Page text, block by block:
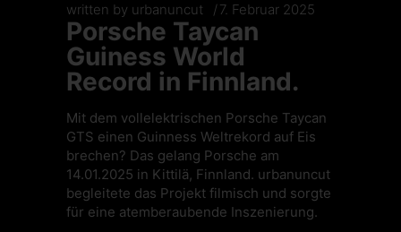
written by urbanuncut 7. Februar 2025
Porsche Taycan
Guiness World
Record in Finnland.
Mit dem vollelektrischen Porsche Taycan
GTS einen Guinness Weltrekord auf Eis
brechen? Das gelang Porsche am
14.01.2025 in Kittilä, Finnland. urbanuncut
begleitete das Projekt filmisch und sorgte
für eine atemberaubende Inszenierung.